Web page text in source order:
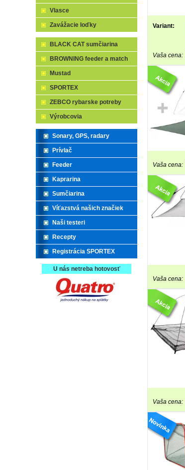
Variant:
Vaša cena:
Vaša cena:
Vaša cena:
Vaša cena:
Vlasce
Zavážacie loďky
BLACK CAT sumčiarina
BROWNING feeder a match
Mustad
SPORTEX
ZEBCO rybarske potreby
Výrobcovia
Sonary, GPS, radary
Prívlač
Feeder
Kaprarina
Sumčiarina
Víťazstvá našich značiek
Naši testeri
Recepty
Registrácia SPORTEX
U nás netreba hotovosť